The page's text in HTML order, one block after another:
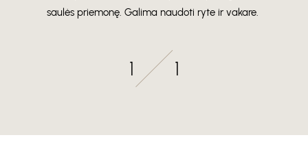
saulės priemonę. Galima naudoti ryte ir vakare.
1 1